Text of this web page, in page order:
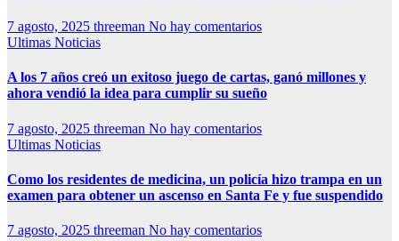
7 agosto, 2025 threeman No hay comentarios
Ultimas Noticias
A los 7 años creó un exitoso juego de cartas, ganó millones y
ahora vendió la idea para cumplir su sueño
7 agosto, 2025 threeman No hay comentarios
Ultimas Noticias
Como los residentes de medicina, un policía hizo trampa en un
examen para obtener un ascenso en Santa Fe y fue suspendido
7 agosto, 2025 threeman No hay comentarios